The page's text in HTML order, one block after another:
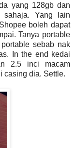
yang 128gb dan
Yang lain
boleh dapat
Tanya portable
sebab nak
In the end kedai
2.5 inci macam
casing dia. Settle.